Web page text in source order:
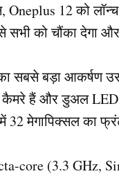
Oneplus 12 को
सभी को चौंका देगा
सबसे बड़ा आकर्षण
कैमरे हैं और डुअल
32 मेगापिक्सल का
core (3.3 GHz,